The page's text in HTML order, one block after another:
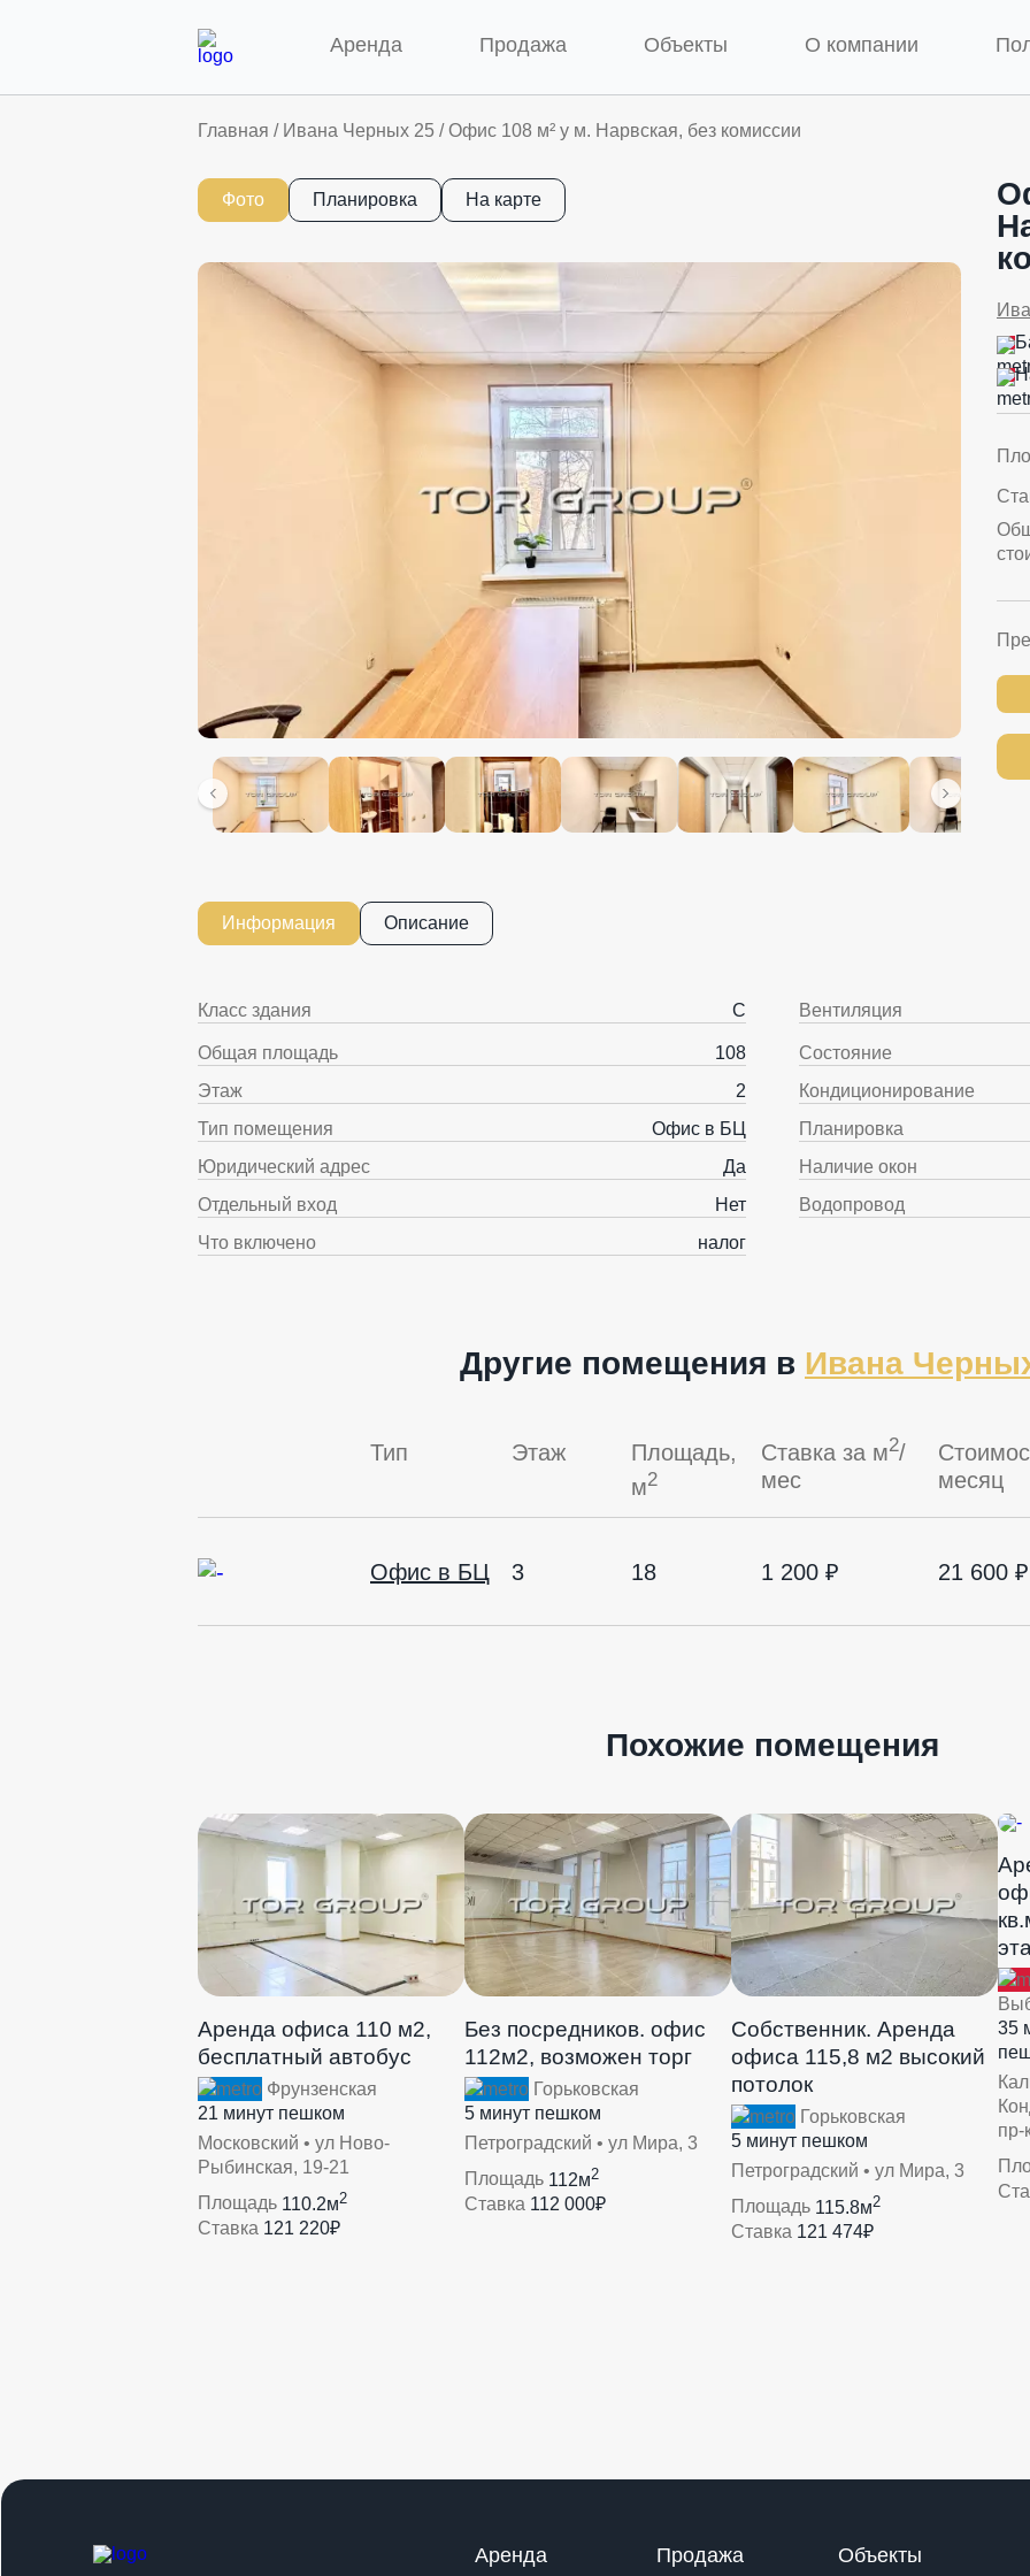
Аренда Продажа Объекты О компании
Главная / Ивана Черных 25 /Офис 108 м² у м. Нарвская, без комиссии
Фото Планировка На карте
Информация Описание
Класс здания C
Общая площадь
108
Этаж
2
Тип помещения
Офис в БЦ
Юридический адрес
Да
Отдельный вход
Нет
Что включено
налог
Вентиляция
Состояние
Кондиционирование
Планировка
Наличие окон
Водопровод
Другие помещения в Ивана
Тип Этаж
Площадь,
м2
Ставка за м2/
мес
месяц
Офис в БЦ 3 18 1 200 ₽ 21 600 ₽
Похожие помещения
Аренда офиса 110 м2,
бесплатный автобус
Фрунзенская
21 минут пешком
Московский • ул Ново-
Рыбинская, 19-21
Площадь 110.2м2
Ставка 121 220₽
Без посредников. офис
112м2, возможен торг
Горьковская
5 минут пешком
Петроградский • ул Мира, 3
Площадь 112м2
Ставка 112 000₽
Собственник. Аренда
офиса 115,8 м2 высокий
потолок
Горьковская
5 минут пешком
Петроградский • ул Мира, 3
Площадь 115.8м2
Ставка 121 474₽
35
пр-
Аренда Продажа Объекты